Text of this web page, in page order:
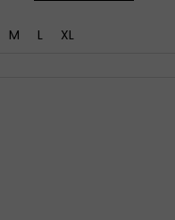
M L XL